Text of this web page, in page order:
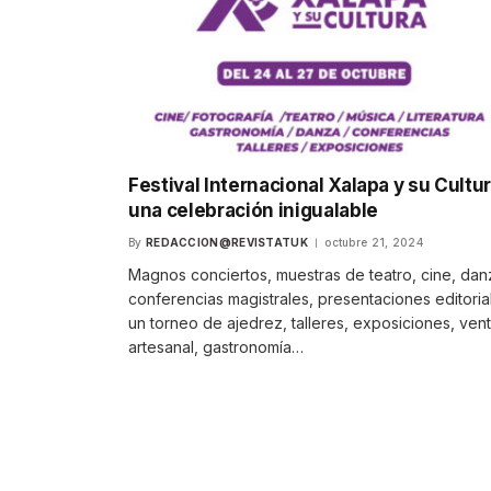
Festival Internacional Xalapa y su
una celebración inigualable
By REDACCION@REVISTATUK octubre 21, 2024
Magnos conciertos, muestras de teatro, cine,
conferencias magistrales, presentaciones
un torneo de ajedrez, talleres, exposiciones,
artesanal, gastronomía…